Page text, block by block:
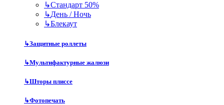
↳Стандарт 50%
↳День / Ночь
↳Блекаут
↳Защитные роллеты
↳Мультифактурные жалюзи
↳Шторы плиссе
↳Фотопечать